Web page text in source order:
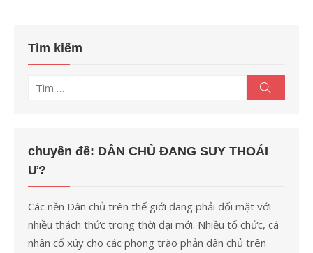
Tìm kiếm
Tìm
kiếm
chuyên đề: DÂN CHỦ ĐANG SUY THOÁI
Ư?
Các nền Dân chủ trên thế giới đang phải đối mặt với
nhiều thách thức trong thời đại mới. Nhiều tổ chức, cá
nhân cổ xúy cho các phong trào phản dân chủ trên